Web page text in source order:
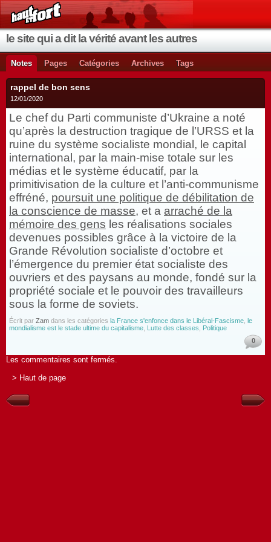
le site qui a dit la vérité avant les autres
Notes Pages Catégories Archives Tags
rappel de bon sens
12/01/2020
Le chef du Parti communiste d’Ukraine a noté
qu’après la destruction tragique de l’URSS et la
ruine du système socialiste mondial, le capital
international, par la main-mise totale sur les
médias et le système éducatif, par la
primitivisation de la culture et l’anti-communisme
effréné, poursuit une politique de débilitation de
la conscience de masse, et a arraché de la
mémoire des gens les réalisations sociales
devenues possibles grâce à la victoire de la
Grande Révolution socialiste d’octobre et
l’émergence du premier état socialiste des
ouvriers et des paysans au monde, fondé sur la
propriété sociale et le pouvoir des travailleurs
sous la forme de soviets.
Écrit par Zam dans les catégories la France s'enfonce dans le Libéral-Fascisme le
mondialisme est le stade ultime du capitalisme Lutte des classes
Politique
0
Les commentaires sont fermés.
> Haut de page